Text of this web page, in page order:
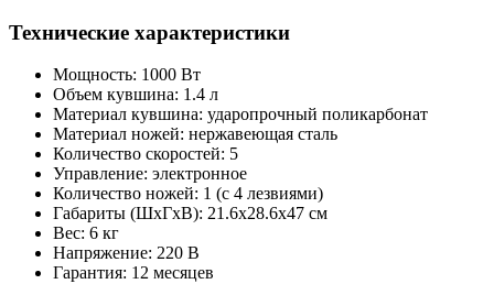
Технические характеристики
Мощность: 1000 Вт
Объем кувшина: 1.4 л
Материал кувшина: ударопрочный поликарбонат
Материал ножей: нержавеющая сталь
Количество скоростей: 5
Управление: электронное
Количество ножей: 1 (с 4 лезвиями)
Габариты (ШxГxВ): 21.6x28.6x47 см
Вес: 6 кг
Напряжение: 220 В
Гарантия: 12 месяцев